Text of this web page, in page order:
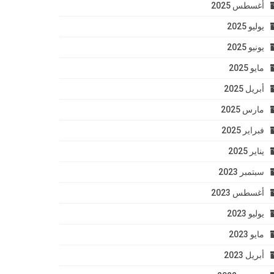
أغسطس 2025
يوليو 2025
يونيو 2025
مايو 2025
أبريل 2025
مارس 2025
فبراير 2025
يناير 2025
سبتمبر 2023
أغسطس 2023
يوليو 2023
مايو 2023
أبريل 2023